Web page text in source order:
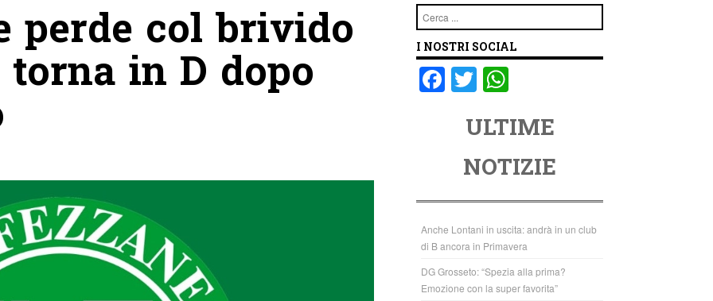
perde col brivido
in D dopo
Cerca
I NOSTRI SOCIAL
F
o
o
k
T
tt
er
at
s
A
p
p
ULTIME
NOTIZIE
Anche Lontani in uscita: andrà in un club
di B ancora in Primavera
DG Grosseto: “Spezia alla prima?
Emozione con la super favorita”